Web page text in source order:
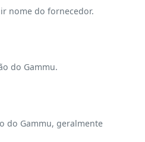
nome do fornecedor.
do Gammu.
do Gammu, geralmente